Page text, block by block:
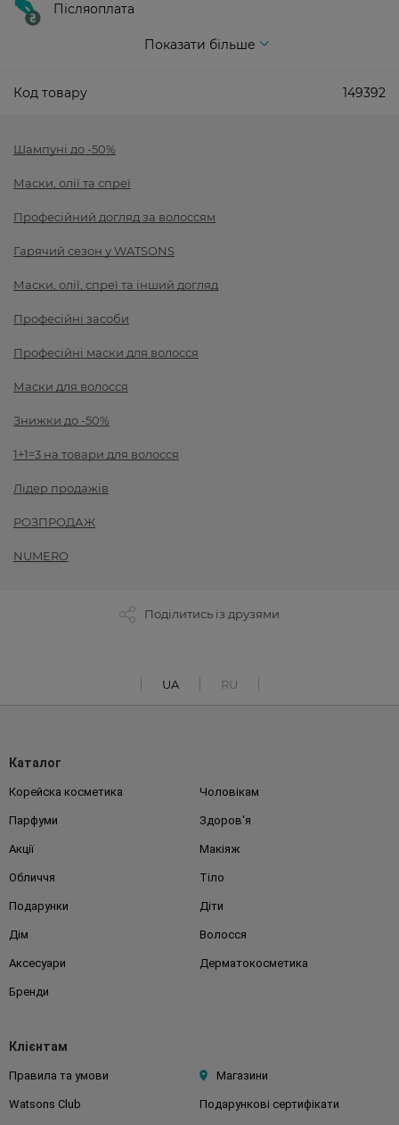
Післяоплата
Показати більше
Код товару 149392
Шампуні до -50%
Маски, олії та спреї
Професійний догляд за волоссям
Гарячий сезон у WATSONS
Маски, олії, спреї та інший догляд
Професійні засоби
Професійні маски для волосся
Маски для волосся
Знижки до -50%
1+1=3 на товари для волосся
Лідер продажів
РОЗПРОДАЖ
NUMERO
Поділитись із друзями
UA RU
Каталог
Корейска косметика Чоловікам
Парфуми Здоров'я
Акції Макіяж
Обличчя Тіло
Подарунки Діти
Дім Волосся
Аксесуари Дерматокосметика
Бренди
Клієнтам
Правила та умови Магазини
Watsons Club Подарункові сертифікати